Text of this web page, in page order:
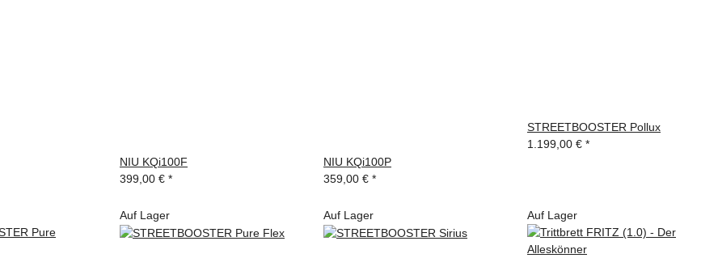
NIU KQi100F
399,00 € *
NIU KQi100P
359,00 € *
STREETBOOSTER Pollux
1.199,00 € *
Auf Lager Auf Lager Auf Lager